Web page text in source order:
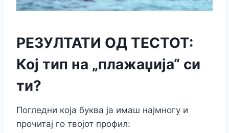
РЕЗУЛТАТИ ОД ТЕСТОТ:
Кој тип на „плажаџија“ си
ти?
Погледни која буква ја имаш најмногу и
прочитај го твојот профил: